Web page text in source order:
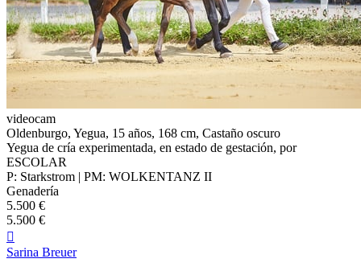
videocam
Oldenburgo, Yegua, 15 años, 168 cm, Castaño oscuro
Yegua de cría experimentada, en estado de gestación, por
ESCOLAR
P: Starkstrom | PM: WOLKENTANZ II
Genadería
5.500 €
5.500 €

Sarina Breuer